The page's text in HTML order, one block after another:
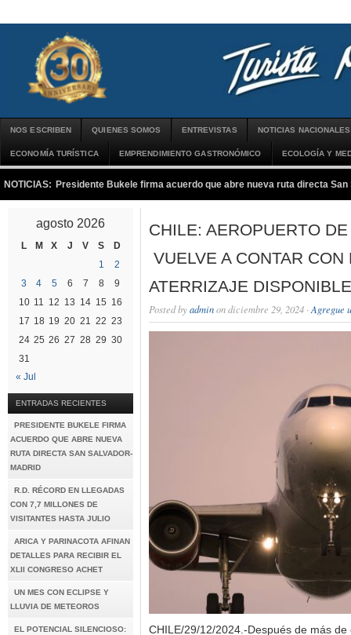
NOS ESCRIBEN QUIENES SOMOS ENTREVISTAS NOTICIAS NACIONALES
ECONOMÍA TURÍSTICA EMPRENDIMIENTO GASTRONÓMICO ECOLOGÍA Y
NOTICIAS: Presidente Bukele firma acuerdo que abre nueva ruta directa
agosto 2026
L M X J V S
D
1
2
3
4 5 6 7 8
9
10 11 12 13 14 15 16
17 18 19 20 21 22 23
24 25 26 27 28 29 30
31
« Jul
ENTRADAS RECIENTES
PRESIDENTE BUKELE FIRMA
ACUERDO QUE ABRE NUEVA
RUTA DIRECTA SAN SALVADOR-
MADRID
R.D. RÉCORD EN LLEGADAS
CON 7,7 MILLONES DE
VISITANTES HASTA JULIO
ARICA Y PARINACOTA AFINAN
DETALLES PARA RECIBIR EL
XLII CONGRESO ACHET
UN MES CON ECLIPSE Y
LLUVIA DE METEOROS
EL POTENCIAL SILENCIOSO:
CHILE: AEROPUERTO
VUELVE A CONTAR
ATERRIZAJE
Posted byadminon diciembre 29, 2024 · Agregue
CHILE/29/12/2024.-Después de más